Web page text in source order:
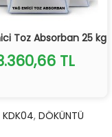
Toz Absorban 25 kg
TL
KDK04, DÖKÜNTÜ